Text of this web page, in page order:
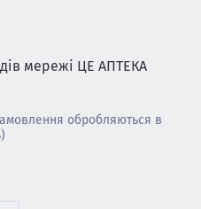
мережі ЦЕ АПТЕКА
обробляються в